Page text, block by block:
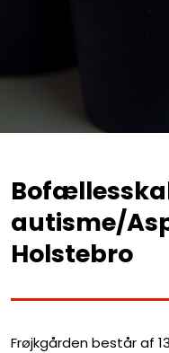
autisme/
Holstebro
Frøjkgården består af